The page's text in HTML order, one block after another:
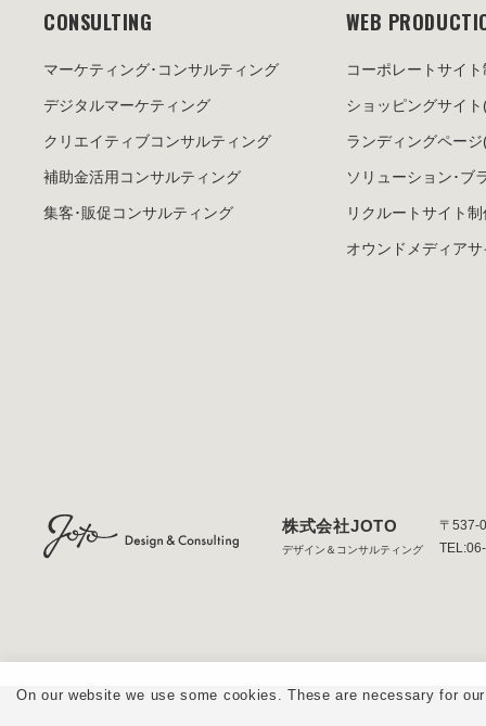
CONSULTING
マーケティング･ コンサルティング
デジタルマーケティング
クリエイティブコンサルティング
補助金活用 コンサルティング
集客･販促コンサルティング
WEB
コーポレートサイト
ショッピングサイト
ランディングページ
ソリューション･ブ
リクルートサイト制
オウンドメディアサ
株式会社JOTO
デザイン＆コンサルティング
〒537-
On our website we use some cookies. These are necessary for